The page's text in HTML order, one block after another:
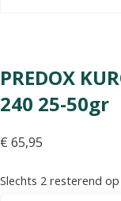
PREDOX
240 25-50gr
€ 65,95
Slechts 2 resterend